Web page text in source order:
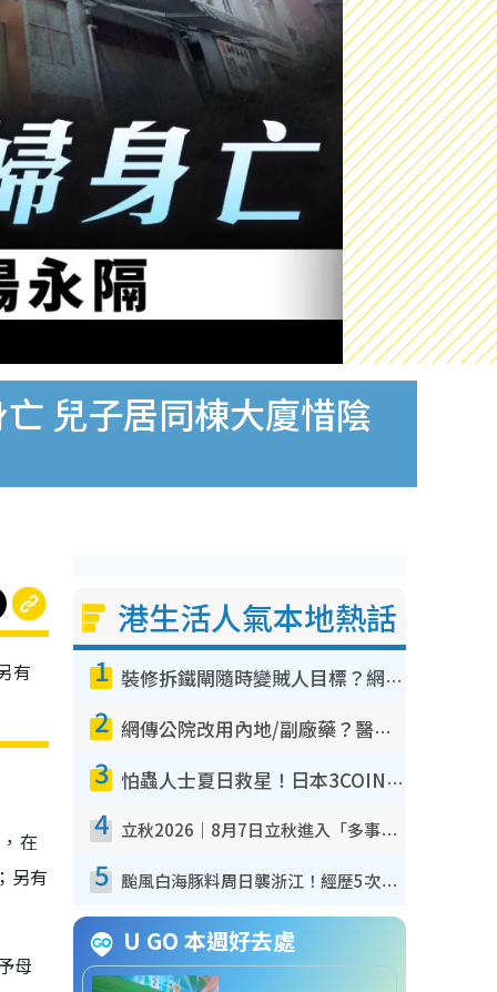
兒子居同棟大廈惜陰
有
在
另有
母
港生活人氣本地熱話
1 裝修拆鐵閘隨時變賊人目標？網民揭2大關鍵用途：裝新式等於白裝？附新舊鐵閘分別
2 網傳公院改用內地/副廠藥？醫生拆解正副廠分別 揭4類人換藥隨時出事
3 怕蟲人士夏日救星！日本3COINS爆紅驅蟲神器$45起 1招「全程免觸碰」輕鬆搞定小強
4 立秋2026｜8月7日立秋進入「多事之秋」 3件事唔做得！專家教6招開運 清枱頭／銀包納氣接好運
5 颱風白海豚料周日襲浙江！經歷5次「眼牆置換」極罕見 成登陸內地最長途颱風
U GO 本週好去處